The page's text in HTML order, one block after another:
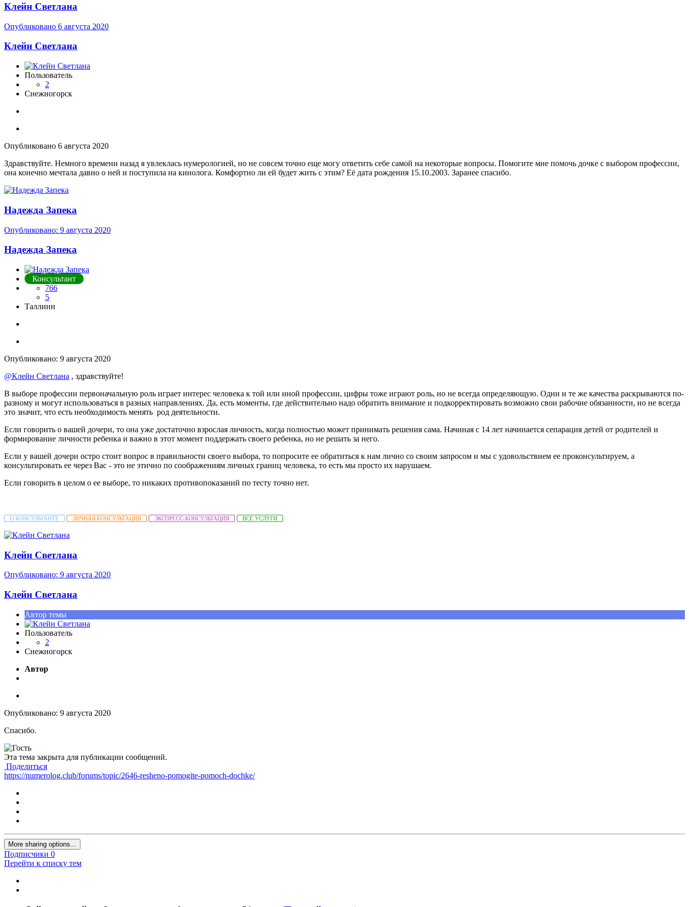
Клейн Светлана
Опубликовано 6 августа 2020
Клейн Светлана
Пользователь
2
Снежногорск
Опубликовано 6 августа 2020
Здравствуйте. Немного времени назад я увлеклась нумерологией, но не совсем точно еще могу ответить себе самой на некоторые вопросы. Помогите мне помочь дочке с выбором профессии,
она конечно мечтала давно о ней и поступила на кинолога. Комфортно ли ей будет жить с этим? Её дата рождения 15.10.2003. Заранее спасибо.
Надежда Запека
Опубликовано: 9 августа 2020
Надежда Запека
Консультант
766
5
Таллинн
Опубликовано: 9 августа 2020
@Клейн Светлана , здравствуйте!
В выборе профессии первоначальную роль играет интерес человека к той или иной профессии, цифры тоже играют роль, но не всегда определяющую. Одни и те же качества раскрываются по-
разному и могут использоваться в разных направлениях. Да, есть моменты, где действительно надо обратить внимание и подкорректировать возможно свои рабочие обязанности, но не всегда
это значит, что есть необходимость менять род деятельности.
Если говорить о вашей дочери, то она уже достаточно взрослая личность, когда полностью может принимать решения сама. Начиная с 14 лет начинается сепарация детей от родителей и
формирование личности ребенка и важно в этот момент поддержать своего ребенка, но не решать за него.
Если у вашей дочери остро стоит вопрос в правильности своего выбора, то попросите ее обратиться к нам лично со своим запросом и мы с удовольствием ее проконсультируем, а
консультировать ее через Вас - это не этично по соображениям личных границ человека, то есть мы просто их нарушаем.
Если говорить в целом о ее выборе, то никаких противопоказаний по тесту точно нет.
О КОНСУЛЬТАНТЕ ЛИЧНАЯ КОНСУЛЬТАЦИЯ ЭКСПРЕСС-КОНСУЛЬТАЦИЯ ВСЕ УСЛУГИ
Клейн Светлана
Опубликовано: 9 августа 2020
Клейн Светлана
Автор темы
Пользователь
2
Снежногорск
Автор
Опубликовано: 9 августа 2020
Спасибо.
Эта тема закрыта для публикации сообщений.
Поделиться
https://numerolog.club/forums/topic/2646-resheno-pomogite-pomoch-dochke/
More sharing options...
Подписчики 0
Перейти к списку тем